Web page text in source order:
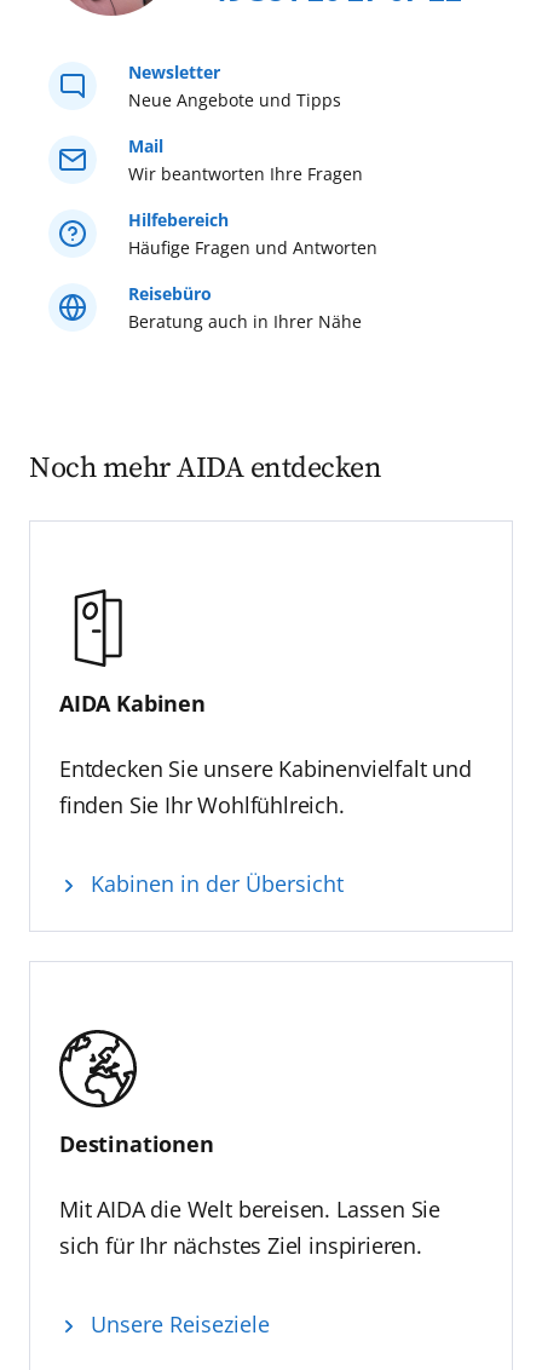
Neue Angebote und Tipps
Newsletter
Häufige Fragen und Antworten
Hilfebereich
Wir beantworten Ihre Fragen
Mail
Beratung auch in Ihrer Nähe
Reisebüro
Noch mehr AIDA entdecken
AIDA Kabinen
Entdecken Sie unsere Kabinenvielfalt und
finden Sie Ihr Wohlfühlreich.
Kabinen in der Übersicht
Destinationen
Mit AIDA die Welt bereisen. Lassen Sie
sich für Ihr nächstes Ziel inspirieren.
Unsere Reiseziele